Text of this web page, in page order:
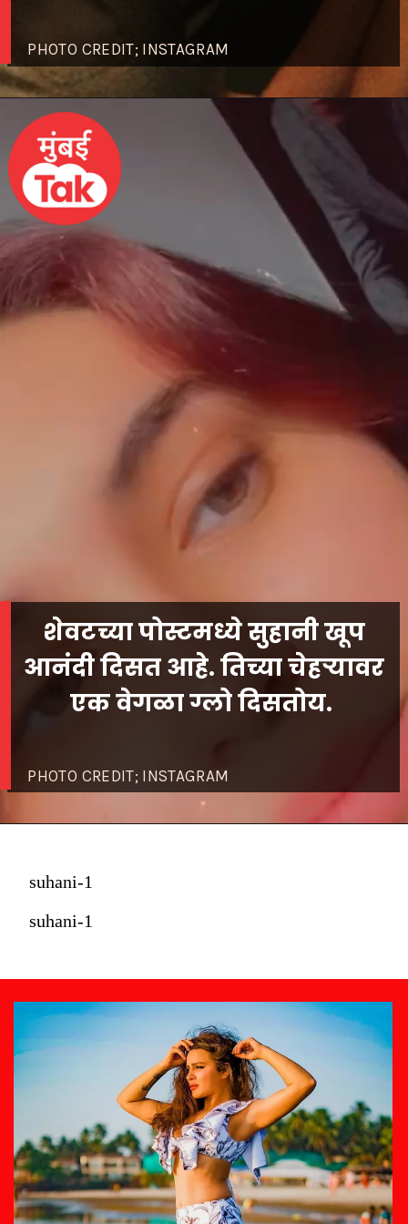
PHOTO CREDIT; INSTAGRAM
PHOTO CREDIT; INSTAGRAM
शेवटच्या पोस्टमध्ये सुहानी खूप
आनंदी दिसत आहे. तिच्या चेहऱ्यावर
एक वेगळा ग्लो दिसतोय.
suhani-1
suhani-1